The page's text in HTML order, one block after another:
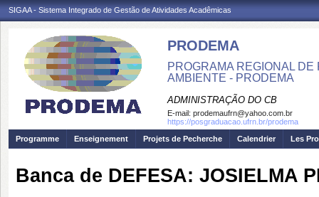
SIGAA - Sistema Integrado de Gestão de Atividades Acadêmicas
PRODEMA
PROGRAMA REGIONAL
AMBIENTE - PRODEMA
ADMINISTRAÇÃO DO CB
E-mail: prodemaufrn@yahoo.com.br
https://posgraduacao.ufrn.br/prodema
Programme
Enseignement Projets de Pecherche Calendrier Les
Banca de DEFESA: JOSIELMA